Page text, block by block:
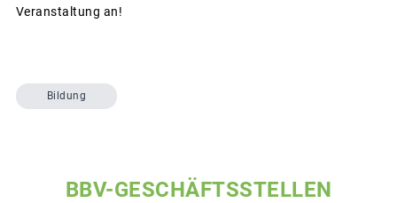
Veranstaltung an!
Bildung
BBV-GESCHÄFTSSTELLEN